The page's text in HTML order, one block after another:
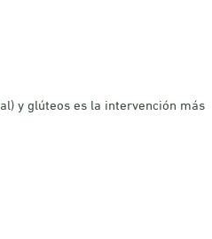
y glúteos es la intervención más